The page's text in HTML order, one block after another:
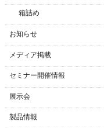
箱詰め
お知らせ
メディア掲載
セミナー開催情報
展示会
製品情報